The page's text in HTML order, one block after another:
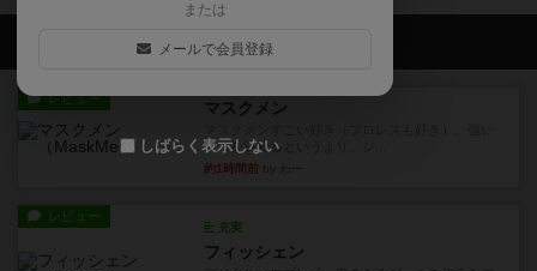
会員の新しい投稿
レビュー マスクメン
やつを決めるというより、ジ...
約1時間前
レビュー
充実
フィッシェン
または
メールで会員登録
しばらく表示しない